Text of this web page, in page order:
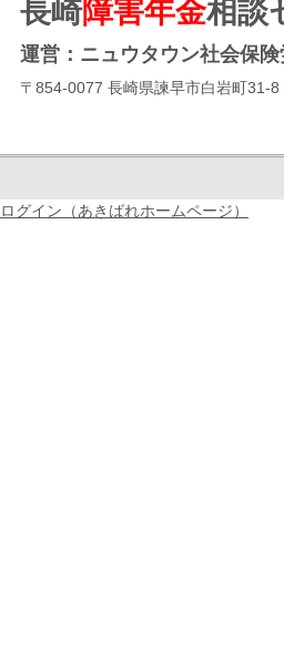
長崎障害年金相談
運営：ニュウタウン社会保
〒854-0077 長崎県諫早市白岩町31-8
ログイン（あきばれホームページ）